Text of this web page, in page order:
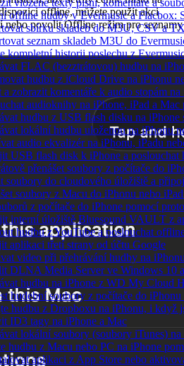
vložené texty písní, komentáře a
offline hudby v Evermusic a Flacbox:
sbírku skladeb do M3U, CSV a
seznam skladeb M3U do
kompletní historii poslechu z
FLAC (bezztrátovou) hudbu na
hudbu z iCloud Drive na iPhonu
a zobrazit komentáře k audio stopám
audioknihy na iPhone, iPad a
hudbu z USB flash disku na
lokální hudbu uloženou na iPhonu
audio ekvalizér na iPhonu, iPadu
USB flash disk k iPhone a poslouchat
přenášet soubory z počítače do
soubory do cloudového úložiště a
soubory z Macu do iPhonu nebo
z počítače do iPhone pomocí
interní úložiště Bluesound VAULT z
hudbu z YouTube a poslouchat
aplikaci třetí strany od účtu Google
video při přehrávání hudby na
DLNA Media Server ve Windows 10
hudbu na iPhone z WD My Cloud
hudební soubory z počítače do
hudbu z Dropboxu na iPhonu, i když
ID3 tagy na iPhone a Mac
lokální soubory (soubory iTunes)
hudbu z Macu nebo PC na iPhone
aplikaci z App Store nebo
offline, můžete použít akci
nebo povolit Offline režim pro seznamy